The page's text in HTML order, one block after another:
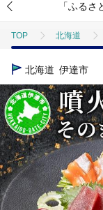
「ふる
TOP 北海道
TOP
北海道 伊達市